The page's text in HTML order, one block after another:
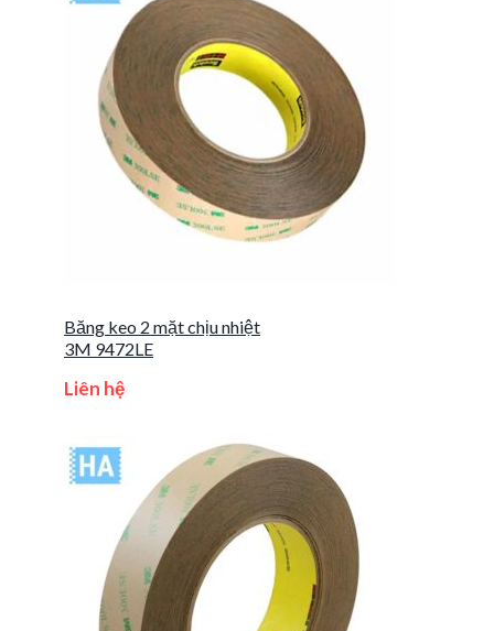
Băng keo 2 mặt chịu nhiệt
3M 9472LE
Liên hệ